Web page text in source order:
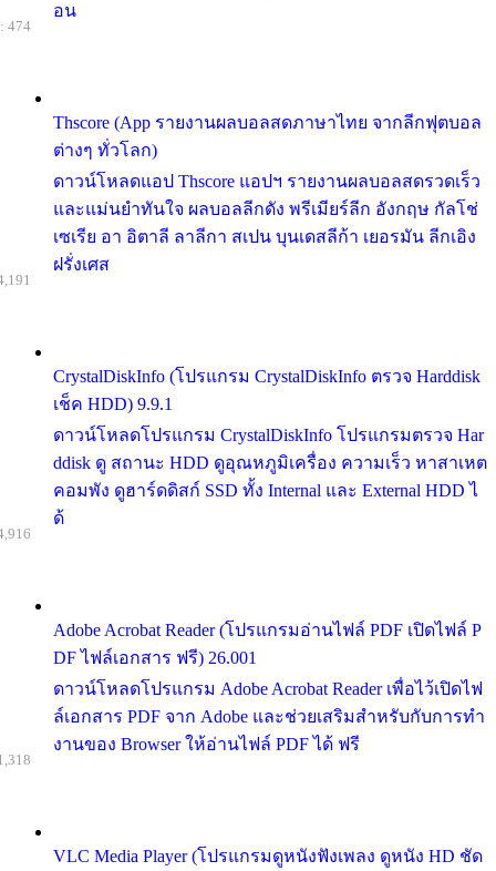
อน
Thscore (App รายงานผลบอลสดภาษาไทย จากลีกฟุตบอล
ต่างๆ ทั่วโลก)
ดาวน์โหลดแอป Thscore แอปฯ รายงานผลบอลสดรวดเร็ว
และแม่นยำทันใจ ผลบอลลีกดัง พรีเมียร์ลีก อังกฤษ กัลโช่
เซเรีย อา อิตาลี ลาลีกา สเปน บุนเดสลีก้า เยอรมัน ลีกเอิง
ฝรั่งเศส
474
CrystalDiskInfo (โปรแกรม CrystalDiskInfo ตรวจ Harddisk
เช็ค HDD) 9.9.1
ดาวน์โหลดโปรแกรม CrystalDiskInfo โปรแกรมตรวจ Har
ddisk ดู สถานะ HDD ดูอุณหภูมิเครื่อง ความเร็ว หาสาเหต
คอมพัง ดูฮาร์ดดิสก์ SSD ทั้ง Internal และ External HDD ไ
ด้
Adobe Acrobat Reader (โปรแกรมอ่านไฟล์ PDF เปิดไฟล์ P
DF ไฟล์เอกสาร ฟรี) 26.001
ดาวน์โหลดโปรแกรม Adobe Acrobat Reader เพื่อไว้เปิดไฟ
ล์เอกสาร PDF จาก Adobe และช่วยเสริมสำหรับกับการทำ
งานของ Browser ให้อ่านไฟล์ PDF ได้ ฟรี
VLC Media Player (โปรแกรมดูหนังฟังเพลง ดูหนัง HD ชัด